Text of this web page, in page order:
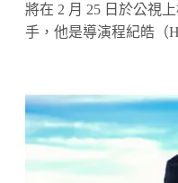
將在 2 月 25 日於公視
手，他是導演程紀皓（